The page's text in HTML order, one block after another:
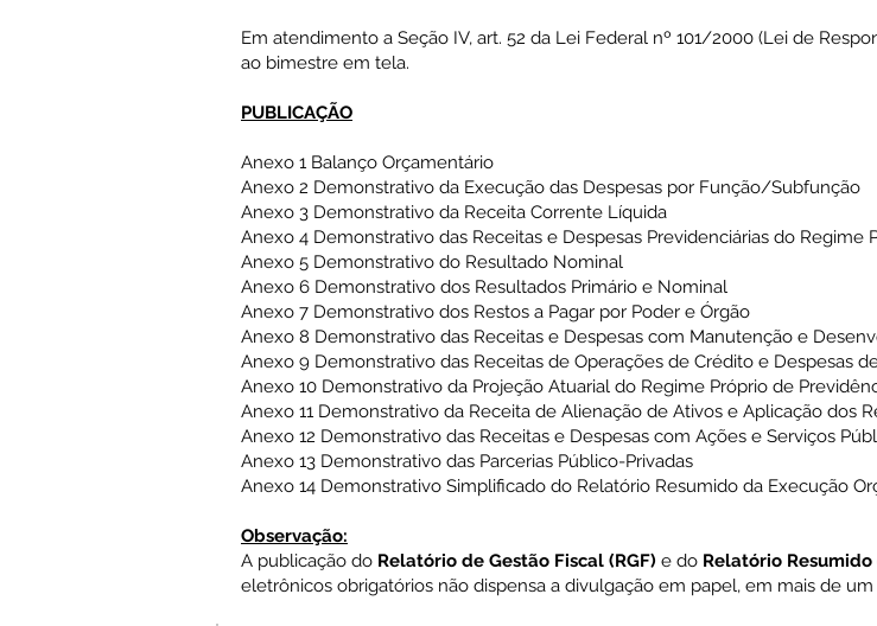
Em atendimento a Seção IV, art. 52 da Lei Federal nº 101/2000 (Lei de
ao bimestre em tela.
PUBLICAÇÃO
Anexo 1 Balanço Orçamentário
Anexo 2 Demonstrativo da Execução das Despesas por Função/Subfunção
Anexo 3 Demonstrativo da Receita Corrente Líquida
Anexo 4 Demonstrativo das Receitas e Despesas Previdenciárias do Regime
Anexo 5 Demonstrativo do Resultado Nominal
Anexo 6 Demonstrativo dos Resultados Primário e Nominal
Anexo 7 Demonstrativo dos Restos a Pagar por Poder e Órgão
Anexo 8 Demonstrativo das Receitas e Despesas com Manutenção e
Anexo 9 Demonstrativo das Receitas de Operações de Crédito e Despesas
Anexo 10 Demonstrativo da Projeção Atuarial do Regime Próprio de
Anexo 11 Demonstrativo da Receita de Alienação de Ativos e Aplicação dos
Anexo 12 Demonstrativo das Receitas e Despesas com Ações e Serviços
Anexo 13 Demonstrativo das Parcerias Público-Privadas
Anexo 14 Demonstrativo Simplificado do Relatório Resumido da Execução
Observação:
A publicação do Relatório de Gestão Fiscal (RGF) e do Relatório Resumido
eletrônicos obrigatórios não dispensa a divulgação em papel, em mais de